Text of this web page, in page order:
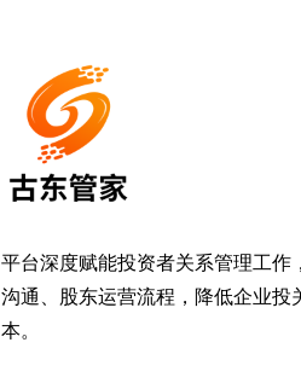
平台深度赋能投资者关系管理工作
沟通、股东运营流程，降低企业投
本。